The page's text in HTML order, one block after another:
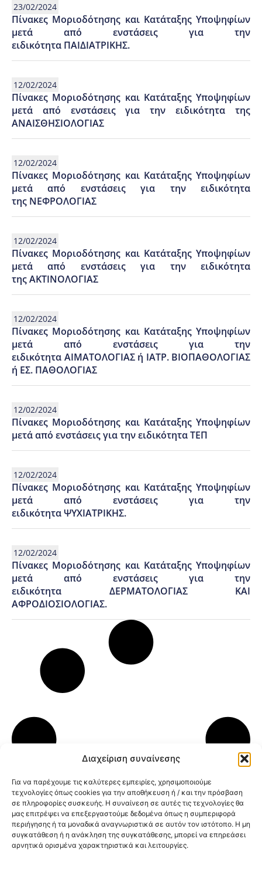
Διαχείριση συναίνεσης
Για να παρέχουμε τις καλύτερες εμπειρίες, χρησιμοποιούμε
τεχνολογίες όπως cookies για την αποθήκευση ή / και την πρόσβαση
σε πληροφορίες συσκευής. Η συναίνεση σε αυτές τις τεχνολογίες θα
μας επιτρέψει να επεξεργαστούμε δεδομένα όπως η συμπεριφορά
περιήγησης ή τα μοναδικά αναγνωριστικά σε αυτόν τον ιστότοπο. Η μη
συγκατάθεση ή η ανάκληση της συγκατάθεσης, μπορεί να επηρεάσει
αρνητικά ορισμένα χαρακτηριστικά και λειτουργίες.
23/02/2024
Πίνακες Μοριοδότησης και Κατάταξης Υποψηφίων
μετά από ενστάσεις για την
ειδικότητα ΠΑΙΔΙΑΤΡΙΚΗΣ.
12/02/2024
Πίνακες Μοριοδότησης και Κατάταξης Υποψηφίων
μετά από ενστάσεις για την ειδικότητα της
ΑΝΑΙΣΘΗΣΙΟΛΟΓΙΑΣ
12/02/2024
Πίνακες Μοριοδότησης και Κατάταξης Υποψηφίων
μετά από ενστάσεις για την ειδικότητα
της ΝΕΦΡΟΛΟΓΙΑΣ
12/02/2024
Πίνακες Μοριοδότησης και Κατάταξης Υποψηφίων
μετά από ενστάσεις για την ειδικότητα
της ΑΚΤΙΝΟΛΟΓΙΑΣ
12/02/2024
Πίνακες Μοριοδότησης και Κατάταξης Υποψηφίων
μετά από ενστάσεις για την
ειδικότητα ΑΙΜΑΤΟΛΟΓΙΑΣ ή ΙΑΤΡ. ΒΙΟΠΑΘΟΛΟΓΙΑΣ
ή ΕΣ. ΠΑΘΟΛΟΓΙΑΣ
12/02/2024
Πίνακες Μοριοδότησης και Κατάταξης Υποψηφίων
μετά από ενστάσεις για την ειδικότητα ΤΕΠ
12/02/2024
Πίνακες Μοριοδότησης και Κατάταξης Υποψηφίων
μετά από ενστάσεις για την
ειδικότητα ΨΥΧΙΑΤΡΙΚΗΣ.
12/02/2024
Πίνακες Μοριοδότησης και Κατάταξης Υποψηφίων
μετά από ενστάσεις για την
ειδικότητα ΔΕΡΜΑΤΟΛΟΓΙΑΣ ΚΑΙ
ΑΦΡΟΔΙΟΣΙΟΛΟΓΙΑΣ.